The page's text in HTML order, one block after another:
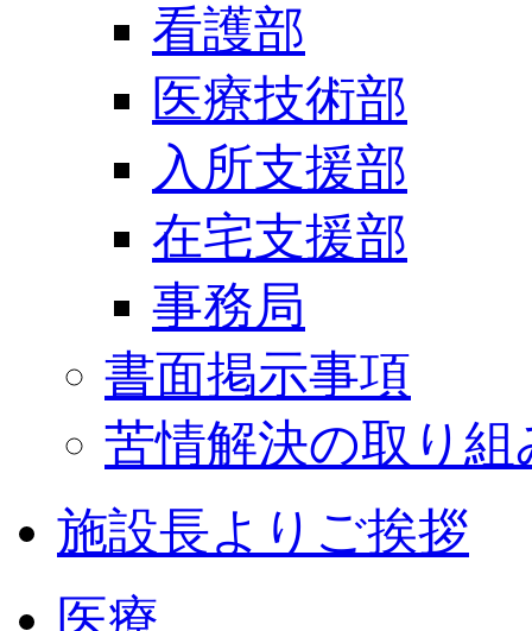
看護部
医療技術部
入所支援部
在宅支援部
事務局
書面掲示事項
苦情解決の取り組
施設長よりご挨拶
医療